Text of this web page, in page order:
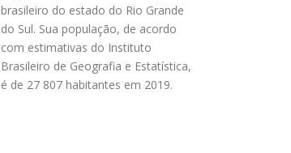
brasileiro do estado do Rio Grande
do Sul. Sua população, de acordo
com estimativas do Instituto
Brasileiro de Geografia e Estatística,
é de 27 807 habitantes em 2019.